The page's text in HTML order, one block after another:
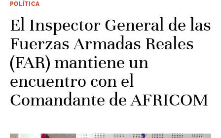
POLÍTICA
El Inspector General de las
Fuerzas Armadas Reales
(FAR) mantiene un
encuentro con el
Comandante de AFRICOM